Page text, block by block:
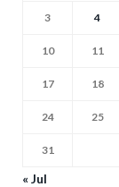
3 4
10 11
17 18
24 25
31
« Jul